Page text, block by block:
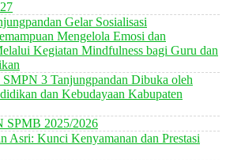
Gelar Sosialisasi
Mengelola Emosi dan
Kegiatan Mindfulness bagi Guru dan
3 Tanjungpandan Dibuka oleh
dan Kebudayaan Kabupaten
2025/2026
Asri: Kunci Kenyamanan dan Prestasi